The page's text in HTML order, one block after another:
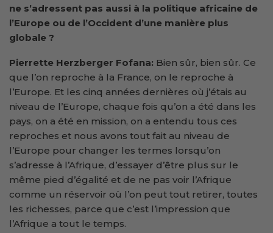
ne s’adressent pas aussi à la politique africaine de
l’Europe ou de l’Occident d’une manière plus
globale ?
Pierrette Herzberger Fofana: Bien sûr, bien sûr. Ce
que l’on reproche à la France, on le reproche à
l’Europe. Et les cinq années dernières où j’étais au
niveau de l’Europe, chaque fois qu’on a été dans les
pays, on a été en mission, on a entendu tous ces
reproches et nous avons tout fait au niveau de
l’Europe pour changer les termes lorsqu’on
s’adresse à l’Afrique, d’essayer d’être plus sur le
même pied d’égalité et de ne pas voir l’Afrique
comme un réservoir où l’on peut tout retirer, toutes
les richesses, parce que c’est l’impression que
l’Afrique a tout le temps.